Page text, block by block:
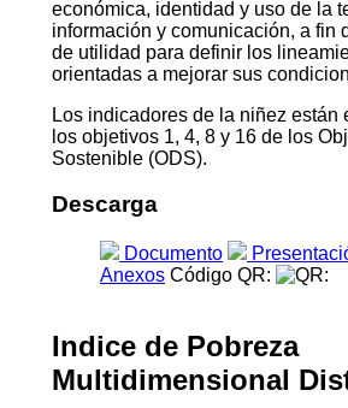
económica, identidad y uso de la
información y comunicación, a fin
de utilidad para definir los
orientadas a mejorar sus
Los indicadores de la niñez están
los objetivos 1, 4, 8 y 16 de los
Sostenible (ODS).
Descarga
Documento
Anexos Código QR:
Indice de Pobreza
Multidimensional